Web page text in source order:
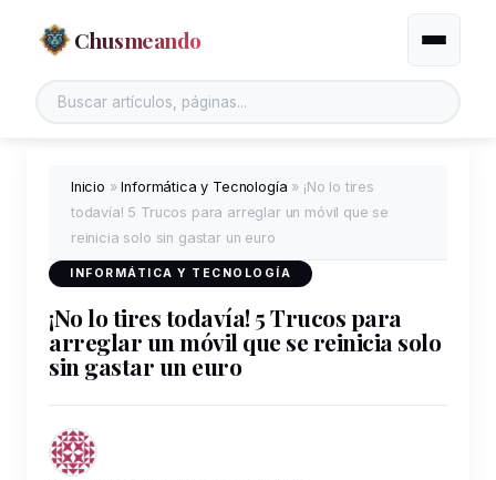
Chusmeando
Buscar en el sitio
Alternar
Inicio »Informática y Tecnología » ¡No lo tires
todavía! 5 Trucos para arreglar un móvil que se
reinicia solo sin gastar un euro
INFORMÁTICA Y TECNOLOGÍA
¡No lo tires todavía! 5 Trucos para
arreglar un móvil que se reinicia solo
sin gastar un euro